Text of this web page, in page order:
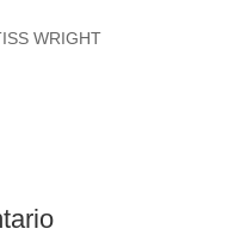
WRIGHT